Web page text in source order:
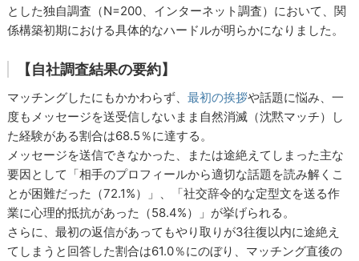
とした独自調査（N=200、インターネット調査）において、関
係構築初期における具体的なハードルが明らかになりました。
【自社調査結果の要約】
マッチングしたにもかかわらず、最初の挨拶や話題に悩み、一
度もメッセージを送受信しないまま自然消滅（沈黙マッチ）し
た経験がある割合は68.5％に達する。
メッセージを送信できなかった、または途絶えてしまった主な
要因として「相手のプロフィールから適切な話題を読み解くこ
とが困難だった（72.1%）」、「社交辞令的な定型文を送る作
業に心理的抵抗があった（58.4%）」が挙げられる。
さらに、最初の返信があってもやり取りが3往復以内に途絶え
てしまうと回答した割合は61.0％にのぼり、マッチング直後の